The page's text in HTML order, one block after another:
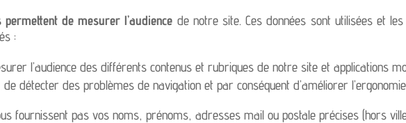
permettent de mesurer l’audience de notre site. Ces données sont utilisées et
:
l’audience des différents contenus et rubriques de notre site et applications
détecter des problèmes de navigation et par conséquent d’améliorer
fournissent pas vos noms, prénoms, adresses mail ou postale précises (hors